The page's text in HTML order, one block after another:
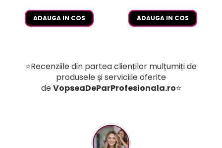
ADAUGA IN COS ADAUGA IN COS
⭐Recenziile din partea clienților mulțumiți de
produsele și serviciile oferite
deVopseaDeParProfesionala.ro⭐